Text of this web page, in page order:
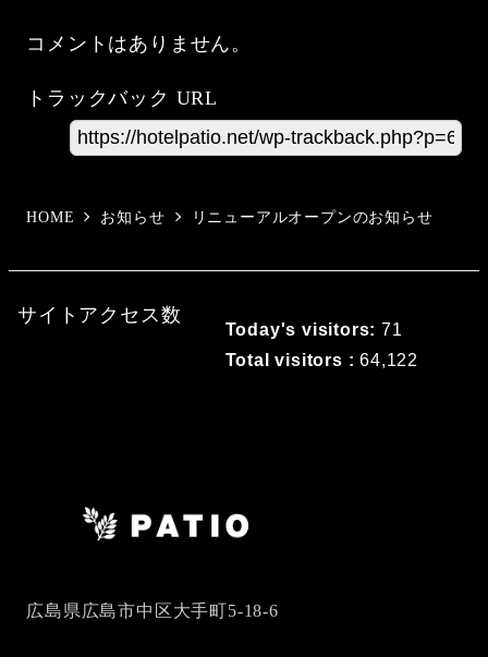
コメントはありません。
トラックバック URL
HOME お知らせ リニューアルオープンのお知らせ
サイトアクセス数
Today's visitors: 71
Total visitors :64,122
広島県広島市中区大手町5-18-6